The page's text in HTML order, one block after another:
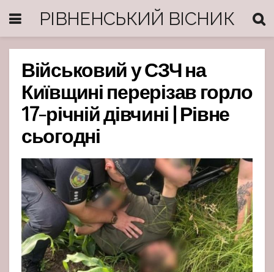
РІВНЕНСЬКИЙ ВІСНИК
Військовий у СЗЧ на
Київщині перерізав горло
17-річній дівчині | Рівне
сьогодні